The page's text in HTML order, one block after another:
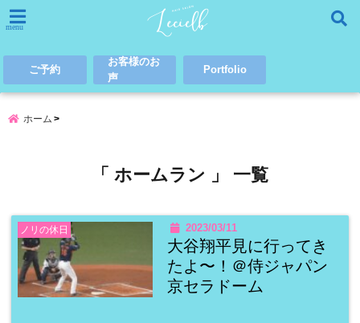
menu
ご予約
お客様のお
声
Portfolio
ホーム
「 ホームラン 」 一覧
ノリの休日 2023/03/11
大谷翔平見に行ってき
たよ〜！＠侍ジャパン
京セラドーム